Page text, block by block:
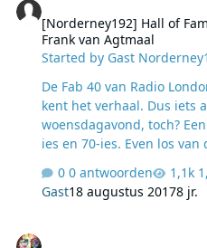
programmering. Cultuur Ave Maria staat op naam van
Bach. 1722 had hij die
was een klassiek
[Norderney192] Hall of
Frank van Agtmaal
Started by Gast
​De Fab 40 van Radio
kent het verhaal. Dus iets anders op zondagmiddag en
woensdagavond, toch? Een nieuw programma met 60-
ies en 70-ies. Even los van
192Radio: Tipparade op 192Radio: lees verder > Lees
verder
0 antwoorden
Gast18 augustus 20178 jr.